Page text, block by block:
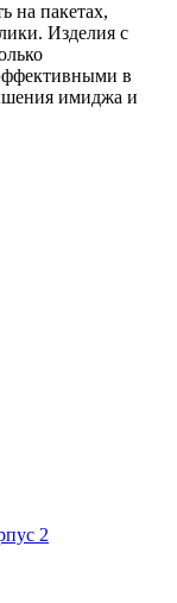
на пакетах,
Изделия с
в
имиджа и
2